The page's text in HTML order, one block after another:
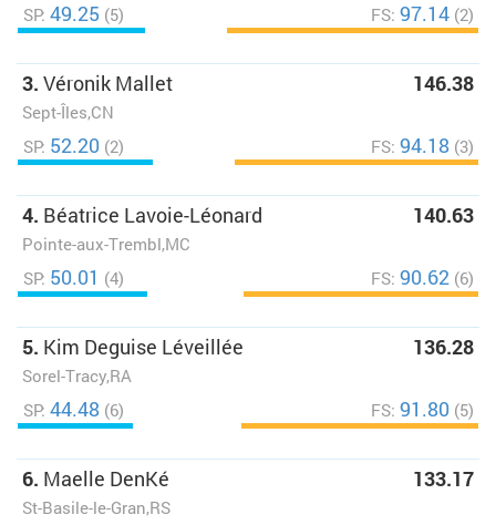
SP: 49.25 (5) FS: 97.14 (2)
3. Véronik Mallet
Sept-Îles,CN
146.38
SP: 52.20 (2) FS: 94.18 (3)
4. Béatrice Lavoie-Léonard
Pointe-aux-Trembl,MC
140.63
SP: 50.01 (4) FS: 90.62 (6)
5. Kim Deguise Léveillée
Sorel-Tracy,RA
136.28
SP: 44.48 (6) FS: 91.80 (5)
6. Maelle DenKé
St-Basile-le-Gran,RS
133.17